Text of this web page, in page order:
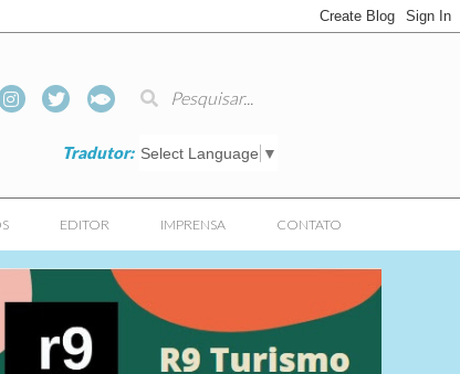
Select Language ▼
Tradutor:
EDITOR IMPRENSA CONTATO